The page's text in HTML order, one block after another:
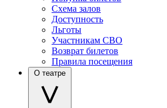
Схема залов
Доступность
Льготы
Участникам СВО
Возврат билетов
Правила посещения
О театре